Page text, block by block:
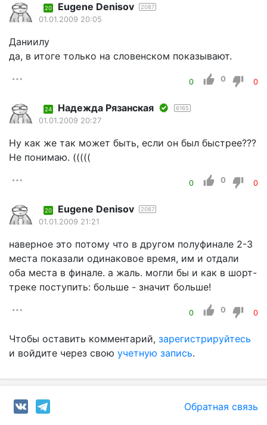
20 Eugene Denisov 2087
01.01.2009 20:05
Даниилу
да, в итоге только на словенском показывают.
0 0 0
24 Надежда Рязанская 6165
01.01.2009 20:27
Ну как же так может быть, если он был быстрее???
Не понимаю. (((((
0 0 0
20 Eugene Denisov 2087
01.01.2009 21:21
наверное это потому что в другом полуфинале 2-3
места показали одинаковое время, им и отдали
оба места в финале. а жаль. могли бы и как в шорт-
треке поступить: больше - значит больше!
0 0 0
Чтобы оставить комментарий, зарегистрируйтесь
и войдите через свою учетную запись.
Обратная связь